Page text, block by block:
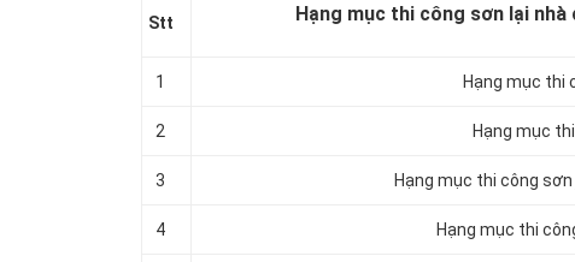
Stt Hạng mục thi công sơn lại
1 Hạng mục thi
2 Hạng mục
3 Hạng mục thi công
4 Hạng mục thi